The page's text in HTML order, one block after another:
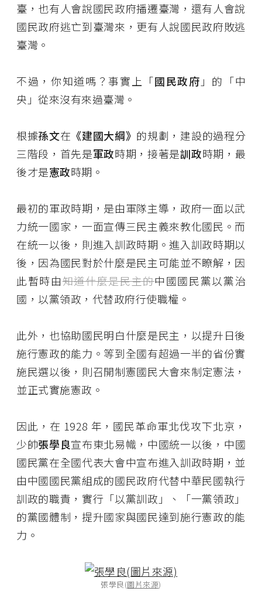
臺，也有人會說國民政府播遷臺灣，還有人會說
國民政府逃亡到臺灣來，更有人說國民政府敗逃
臺灣。
不過，你知道嗎？事實上「國民政府 」的「中
央」從來沒有來過臺灣。
根據孫文在 《建國大綱》 的規劃，建設的過程分
三階段，首先是軍政時期，接著是訓政時期，最
後才是憲政時期。
最初的軍政時期，是由軍隊主導，政府一面以武
力統一國家，一面宣傳三民主義來教化國民。而
在統一以後，則進入訓政時期。進入訓政時期以
後，因為國民對於什麼是民主可能並不瞭解，因
此暫時由知道什麼是民主的中國國民黨以黨治
國，以黨領政，代替政府行使職權。
此外，也協助國民明白什麼是民主，以提升日後
施行憲政的能力。等到全國有超過一半的省份實
施民選以後，則召開制憲國民大會來制定憲法，
並正式實施憲政。
因此，在 1928 年，國民革命軍北伐攻下北京，
少帥張學良宣布東北易幟，中國統一以後，中國
國民黨在全國代表大會中宣布進入訓政時期，並
由中國國民黨組成的國民政府代替中華民國執行
訓政的職責，實行「以黨訓政」、「一黨領政」
的黨國體制，提升國家與國民達到施行憲政的能
力。
張學良(圖片來源)